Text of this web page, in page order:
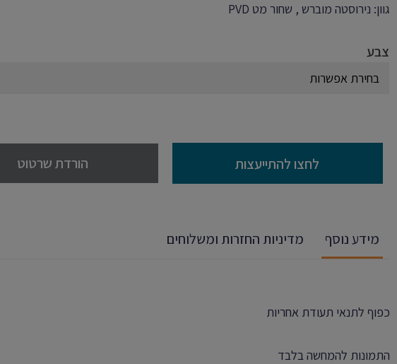
גוון: נירוסטה מוברש , שחור מט PVD
צבע
לחצו להתייעצות הורדת שרטוט
מידע נוסף מדיניות החזרות ומשלוחים
כפוף לתנאי תעודת אחריות
התמונות להמחשה בלבד